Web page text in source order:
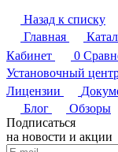
Назад к списку
Главная
Кабинет
0
Установочный
Лицензии
Блог
Обзоры
Подписаться
на новости и акции